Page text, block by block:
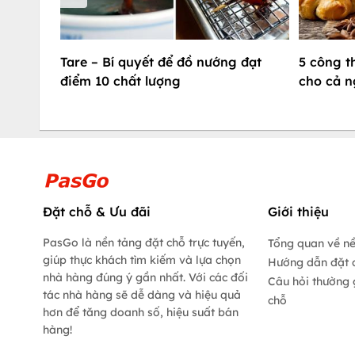
Tare – Bí quyết để đồ nướng đạt
điểm 10 chất lượng
5 công
cho cả
Đặt chỗ & Ưu đãi
PasGo là nền tảng đặt chỗ trực tuyến,
giúp thực khách tìm kiếm và lựa chọn
nhà hàng đúng ý gần nhất. Với các đối
tác nhà hàng sẽ dễ dàng và hiệu quả
hơn để tăng doanh số, hiệu suất bán
hàng!
Giới thiệu
Tổng quan về
Hướng dẫn đặt
Câu hỏi thường
chỗ